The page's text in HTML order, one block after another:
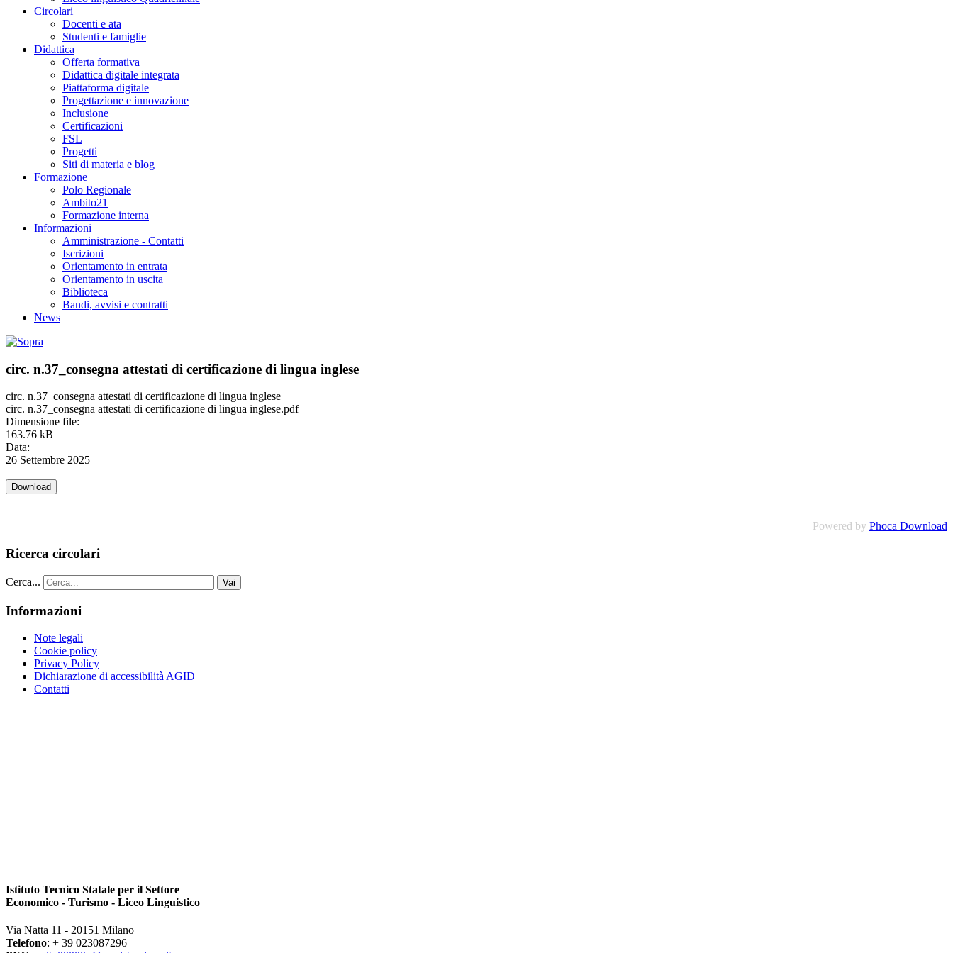
Circolari
Docenti e ata
Studenti e famiglie
Didattica
Offerta formativa
Didattica digitale integrata
Piattaforma digitale
Progettazione e innovazione
Inclusione
Certificazioni
FSL
Progetti
Siti di materia e blog
Formazione
Polo Regionale
Ambito21
Formazione interna
Informazioni
Amministrazione - Contatti
Iscrizioni
Orientamento in entrata
Orientamento in uscita
Biblioteca
Bandi, avvisi e contratti
News
circ. n.37_consegna attestati di certificazione di lingua inglese
circ. n.37_consegna attestati di certificazione di lingua inglese
circ. n.37_consegna attestati di certificazione di lingua inglese.pdf
Dimensione file:
163.76 kB
Data:
26 Settembre 2025
Powered by Phoca Download
Ricerca circolari
Cerca... Vai
Informazioni
Note legali
Cookie policy
Privacy Policy
Dichiarazione di accessibilità AGID
Contatti
Istituto Tecnico Statale per il Settore
Economico - Turismo - Liceo Linguistico
Via Natta 11 - 20151 Milano
Telefono: + 39 023087296